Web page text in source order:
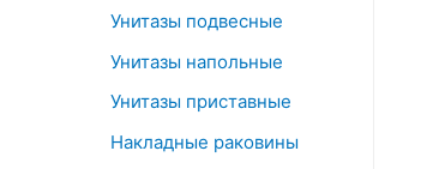
Унитазы подвесные
Унитазы напольные
Унитазы приставные
Накладные раковины